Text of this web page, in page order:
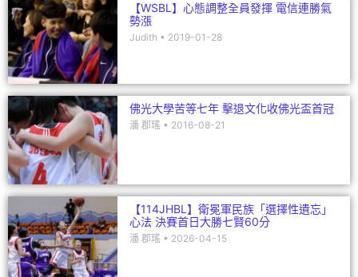
【WSBL】心態調整全員發揮 電信連勝氣
勢漲
Judith 2019-01-28
佛光大學苦等七年 擊退文化收佛光盃首冠
潘 郡瑤 2016-08-21
【114JHBL】衛冕軍民族「選擇性遺忘」
心法 決賽首日大勝七賢60分
潘 郡瑤 2026-04-15